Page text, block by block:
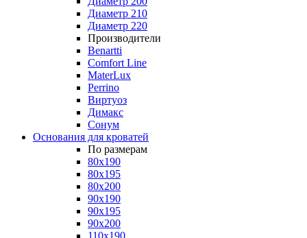
Диаметр 210
Диаметр 220
Производители
Benartti
Comfort Line
MaterLux
Perrino
Виртуоз
Димакс
Сонум
Основания для кроватей
По размерам
80x190
80x195
80x200
90x190
90x195
90x200
110x190